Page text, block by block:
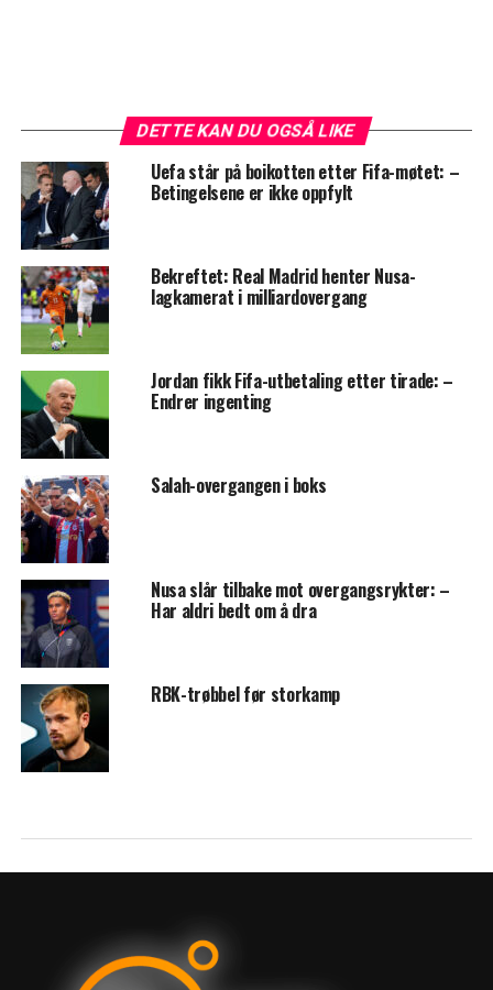
DETTE KAN DU OGSÅ LIKE
Uefa står på boikotten etter Fifa-møtet: –
Betingelsene er ikke oppfylt
Bekreftet: Real Madrid henter Nusa-
lagkamerat i milliardovergang
Jordan fikk Fifa-utbetaling etter tirade: –
Endrer ingenting
Salah-overgangen i boks
Nusa slår tilbake mot overgangsrykter: –
Har aldri bedt om å dra
RBK-trøbbel før storkamp